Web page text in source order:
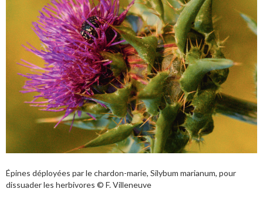
Épines déployées par le chardon-marie, Silybum marianum, pour
dissuader les herbivores © F. Villeneuve